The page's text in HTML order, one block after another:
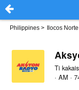
Philippines > Ilocos Norte
Ti
· AM ·